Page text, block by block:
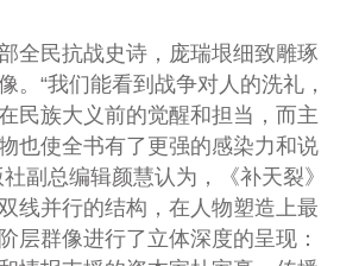
全民抗战史诗，庞瑞垠细致雕琢
。“我们能看到战争对人的洗礼，
民族大义前的觉醒和担当，而主
也使全书有了更强的感染力和说
社副总编辑颜慧认为，《补天裂》
线并行的结构，在人物塑造上最
层群像进行了立体深度的呈现：